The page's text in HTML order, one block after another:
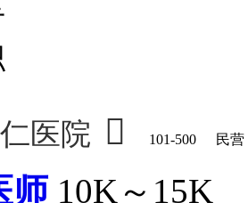
医院  101-500 民营
师 10K～15K